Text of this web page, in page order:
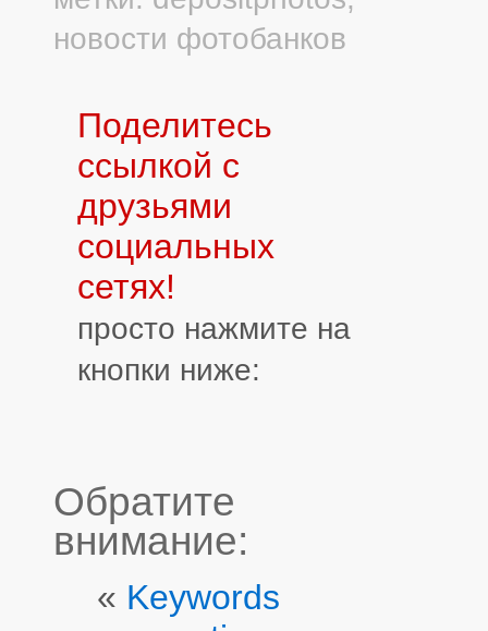
новости фотобанков
Поделитесь
ссылкой с
друзьями
социальных
сетях!
просто нажмите на
кнопки ниже:
Обратите
внимание:
« Keywords